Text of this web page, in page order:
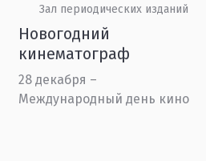
Зал периодических изданий
Новогодний
кинематограф
28 декабря –
Международный день кино